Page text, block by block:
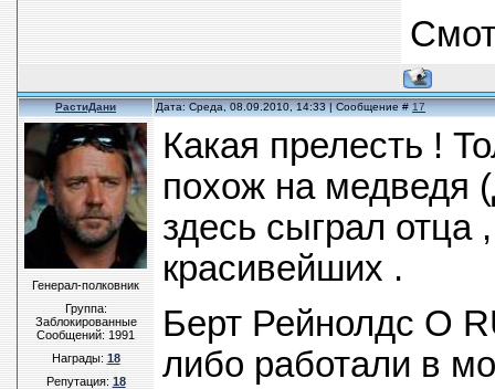
РастиДани Дата: Среда, 08.09.2010, 14:33 | Сообщение #17
Генерал-полковник
Группа:
Заблокированные
Сообщений:1991
Награды:18
Репутация:18
Какая прелесть !
похож на медведя
здесь сыграл
красивейших .
Берт Рейнолдс О
либо работали в